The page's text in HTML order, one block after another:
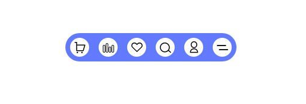
LOGINחיפוש
הרשימה
שלי
השוואההסל
שלי